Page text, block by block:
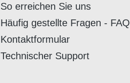
So erreichen Sie uns
Häufig gestellte Fragen - FAQ
Kontaktformular
Technischer Support